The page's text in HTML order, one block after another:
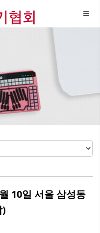
10일 서울 삼성동